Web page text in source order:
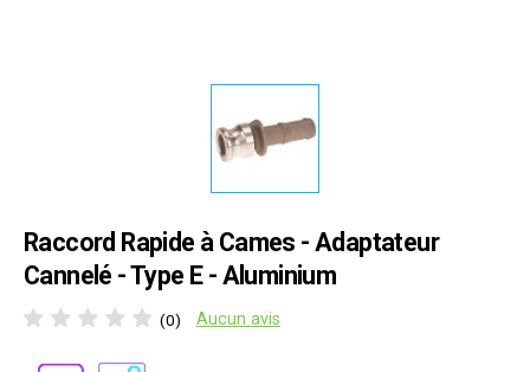
Raccord Rapide à Cames - Adaptateur
Cannelé - Type E - Aluminium
(0) Aucun avis